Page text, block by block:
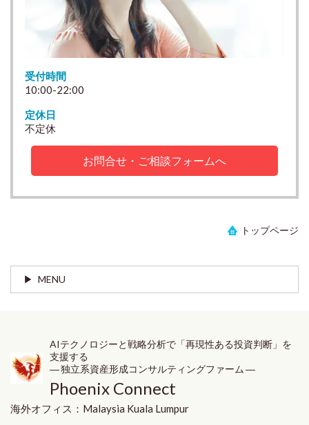
受付時間
10:00-22:00
定休日
不定休
お問合せ・ご相談フォームへ
トップページ
MENU
AIテクノロジーと戦略分析で「再現性ある投資判断」を
支援する
― 独立系資産形成コンサルティングファーム ―
Phoenix Connect
海外オフィス： Malaysia Kuala Lumpur